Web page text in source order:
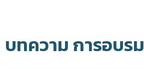
บทความ การอบรม